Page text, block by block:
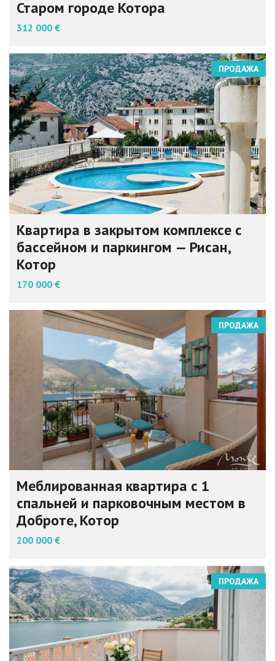
Старом городе Котора
312 000 €
ПРОДАЖА
Квартира в закрытом комплексе с
бассейном и паркингом — Рисан,
Котор
170 000 €
ПРОДАЖА
Меблированная квартира с 1
спальней и парковочным местом в
Доброте, Котор
200 000 €
ПРОДАЖА